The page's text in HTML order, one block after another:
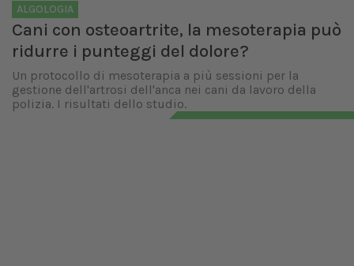
ALGOLOGIA
Cani con osteoartrite, la mesoterapia può
ridurre i punteggi del dolore?
Un protocollo di mesoterapia a più sessioni per la
gestione dell'artrosi dell'anca nei cani da lavoro della
polizia. I risultati dello studio.